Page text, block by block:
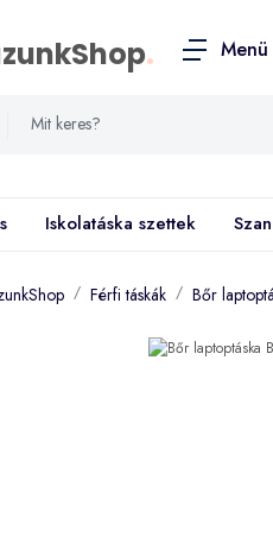
. Menü
Iskolatáska szettek
Férfi táskák Bőr